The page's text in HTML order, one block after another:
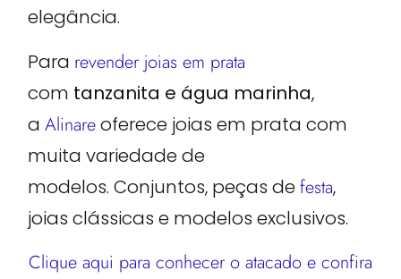
elegância.
Para revender joias em prata
com tanzanita e água marinha,
aAlinareoferece joias em prata com
muita variedade de
modelos. Conjuntos, peças de festa,
joias clássicas e modelos exclusivos.
Clique aqui para conhecer o atacado e confira